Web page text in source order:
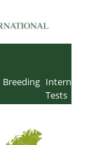
Breeding
Tests